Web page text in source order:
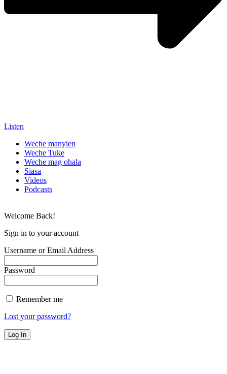
Listen
Weche manyien
Weche Tuke
Weche mag ohala
Siasa
Videos
Podcasts
Welcome Back!
Sign in to your account
Username or Email Address
Password
Remember me
Lost your password?